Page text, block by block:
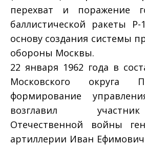
перехват и поражение
баллистической ракеты
основу создания системы
обороны Москвы.
22 января 1962 года в
Московского округа
формирование
возглавил
Отечественной войны
артиллерии Иван